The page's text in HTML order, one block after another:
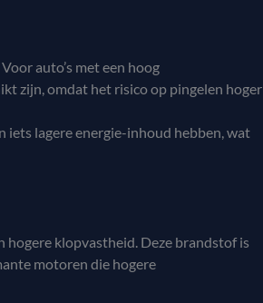
Voor auto’s met een hoog
zijn, omdat het risico op pingelen hoger
iets lagere energie-inhoud hebben, wat
hogere klopvastheid. Deze brandstof is
motoren die hogere